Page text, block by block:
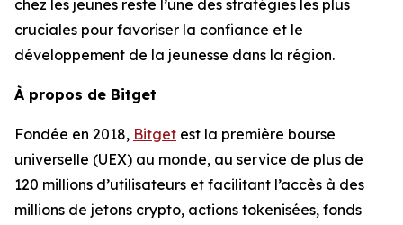
chez les jeunes reste l’une des stratégies les plus
cruciales pour favoriser la confiance et le
développement de la jeunesse dans la région.
À propos de Bitget
Fondée en 2018, Bitget est la première bourse
universelle (UEX) au monde, au service de plus de
120 millions d’utilisateurs et facilitant l’accès à des
millions de jetons crypto, actions tokenisées, fonds